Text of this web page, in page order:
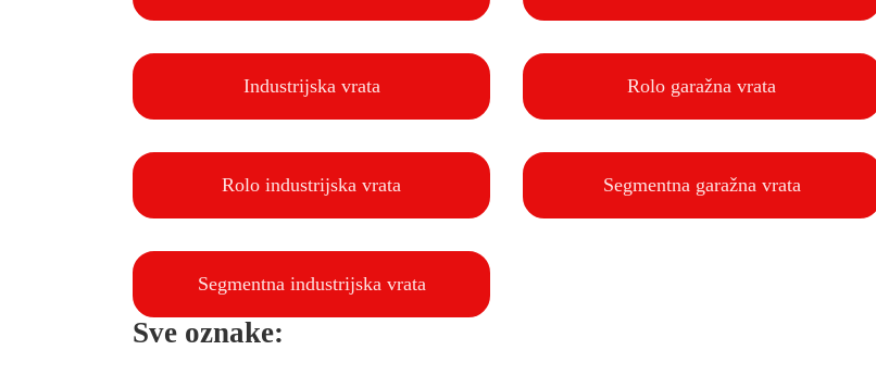
Industrijska vrata Rolo garažna vrata
Rolo industrijska vrata Segmentna garažna vrata
Segmentna industrijska vrata
Sve oznake: